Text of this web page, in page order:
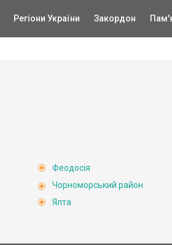
Регіони України Закордон
Феодосія
Чорноморський район
Ялта